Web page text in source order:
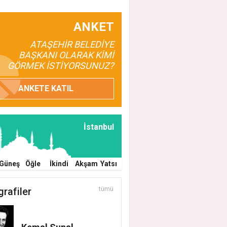
ANKET
ATAŞEHİR BELEDİYE
BAŞKANI OLARAK KİMİ
GÖRMEK İSTİYORSUNUZ?
ANKETE KATIL
İstanbul
Güneş Öğle İkindi Akşam Yatsı
tümü